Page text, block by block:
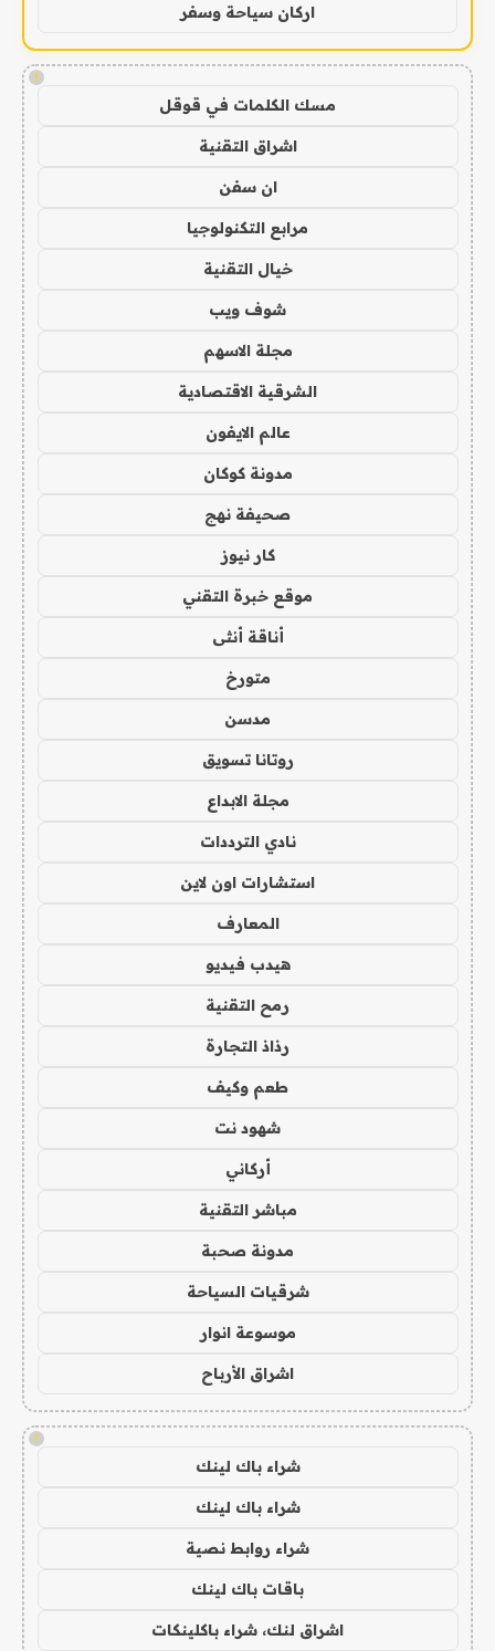
اركان سياحة وسفر
!
مسك الكلمات في قوقل
اشراق التقنية
ان سفن
مرابع التكنولوجيا
خيال التقنية
شوف ويب
مجلة الاسهم
الشرقية الاقتصادية
عالم الايفون
مدونة كوكان
صحيفة نهج
كار نيوز
موقع خبرة التقني
أناقة أنثى
متورخ
مدسن
روتانا تسويق
مجلة الابداع
نادي الترددات
استشارات اون لاين
المعارف
هيدب فيديو
رمح التقنية
رذاذ التجارة
طعم وكيف
شهود نت
أركاني
مباشر التقنية
مدونة صحبة
شرقيات السياحة
موسوعة انوار
اشراق الأرباح
!
شراء باك لينك
شراء باك لينك
شراء روابط نصية
باقات باك لينك
اشراق لنك، شراء باكلينكات